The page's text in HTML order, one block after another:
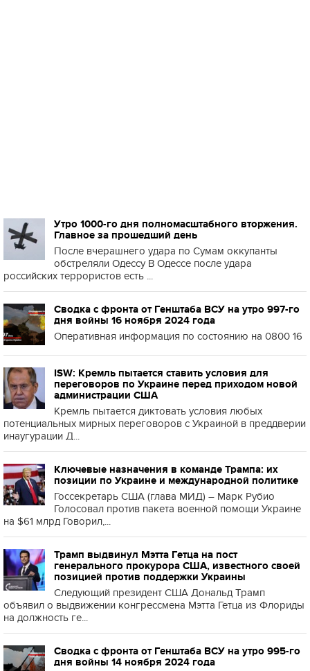
Утро 1000-го дня полномасштабного вторжения.
Главное за прошедший день
После вчерашнего удара по Сумам оккупанты
обстреляли Одессу В Одессе после удара
российских террористов есть ...
Сводка с фронта от Генштаба ВСУ на утро 997-го
дня войны 16 ноября 2024 года
Оперативная информация по состоянию на 0800 16
ISW: Кремль пытается ставить условия для
переговоров по Украине перед приходом новой
администрации США
Кремль пытается диктовать условия любых
потенциальных мирных переговоров с Украиной в преддверии
инаугурации Д...
Ключевые назначения в команде Трампа: их
позиции по Украине и международной политике
Госсекретарь США (глава МИД) – Марк Рубио
Голосовал против пакета военной помощи Украине
на $61 млрд Говорил,...
Трамп выдвинул Мэтта Гетца на пост
генерального прокурора США, известного своей
позицией против поддержки Украины
Следующий президент США Дональд Трамп
объявил о выдвижении конгрессмена Мэтта Гетца из Флориды
на должность ге...
Сводка с фронта от Генштаба ВСУ на утро 995-го
дня войны 14 ноября 2024 года